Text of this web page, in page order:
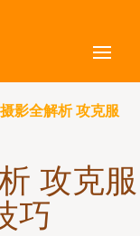
影全解析 攻克服
攻克服
巧